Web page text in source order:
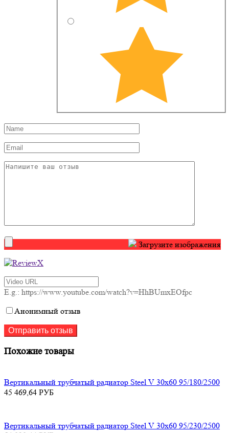
Загрузите изображения
E.g.: https://www.youtube.com/watch?v=HhBUmxEOfpc
Анонимный отзыв
Похожие товары
Вертикальный трубчатый радиатор Steel V 30х60 95/180/2500
45 469,64 РУБ
Вертикальный трубчатый радиатор Steel V 30х60 95/230/2500